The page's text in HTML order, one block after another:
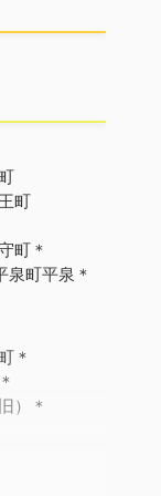
町
町＊
泉町平泉＊
＊
）＊